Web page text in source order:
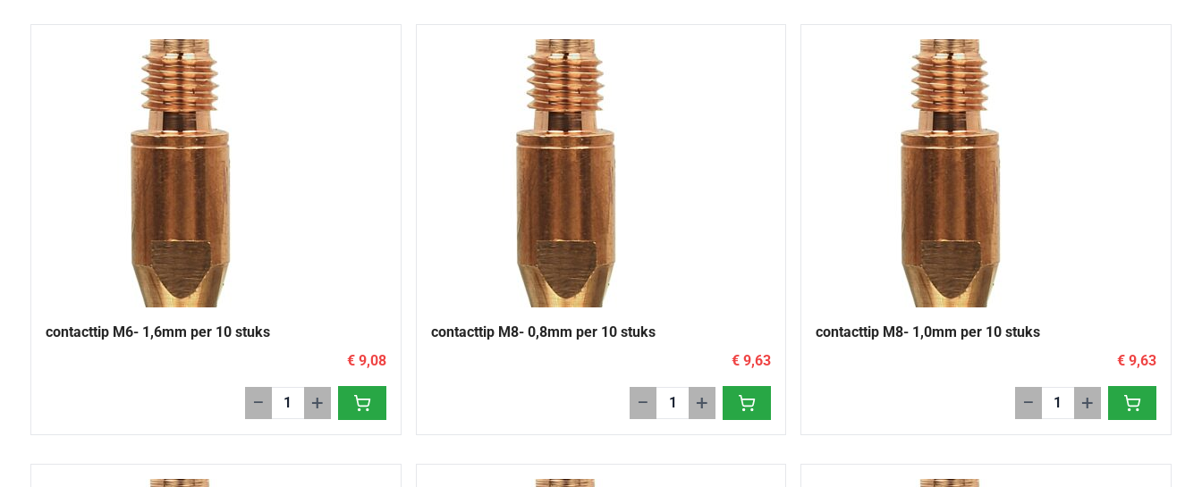
contacttip M6- 1,6mm per 10 stuks
€ 9,08
− +
contacttip M8- 0,8mm per 10 stuks
€ 9,63
− +
contacttip M8- 1,0mm per 10 stuks
€ 9,63
− +